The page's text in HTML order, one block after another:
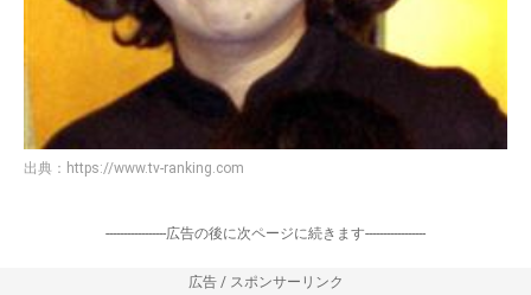
出典： https://www.tv-ranking.com
-----------------広告の後に次ページに続きます-----------------
広告 / スポンサーリンク